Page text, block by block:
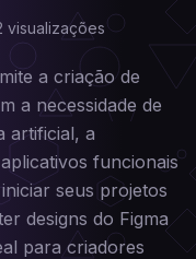
visualizações
a criação de
a necessidade de
artificial, a
funcionais
seus projetos
designs do Figma
para criadores